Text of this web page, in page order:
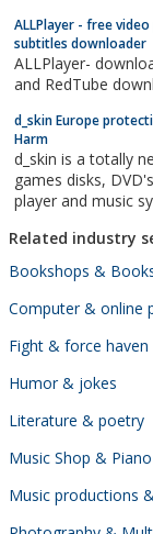
ALLPlayer - free
subtitles downloader
ALLPlayer- download
d_skin Europe
Harm
d_skin is a totally
games disks, DVD's and CD's that play in PlayStation, Xbox, DVD
player and music
Related industry
Bookshops &
Computer & online
Fight & force haven
Humor & jokes
Literature & poetry
Music Shop &
Music productions